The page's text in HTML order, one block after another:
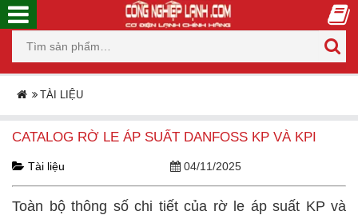
TÀI LIỆU
CATALOG RỜ LE ÁP SUẤT DANFOSS KP VÀ KPI
Tài liệu 04/11/2025
Toàn bộ thông số chi tiết của rờ le áp suất KP và